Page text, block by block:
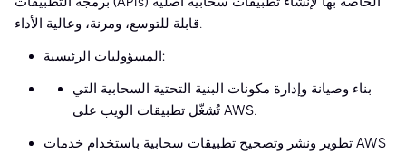
قابلة للتوسع، ومرنة، وعالية الأداء.
المسؤوليات الرئيسية:
بناء وصيانة وإدارة مكونات البنية التحتية السحابية التي
تُشغّل تطبيقات الويب على AWS.
تطوير ونشر وتصحيح تطبيقات سحابية باستخدام خدمات AWS